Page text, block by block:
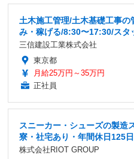
土木施工管理/土木基礎工事
み・稼げる/8:30〜17:30/スタ
三信建設工業株式会社
東京都
月給25万円～35万円
正社員
スニーカー・シューズの製造
寮・社宅あり・年間休日125
株式会社RIOT GROUP